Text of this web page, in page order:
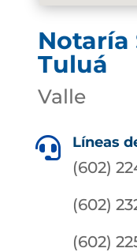
Notaría
Tuluá
Valle
 Líneas
(602)
(602)
(602)